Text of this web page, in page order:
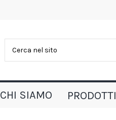
CHI SIAMO PRODOTTI